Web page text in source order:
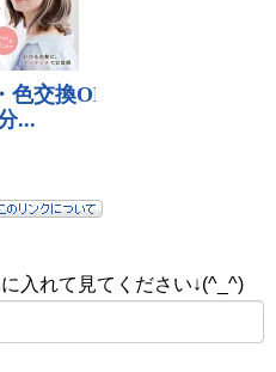
入れて見てください↓(^_^)